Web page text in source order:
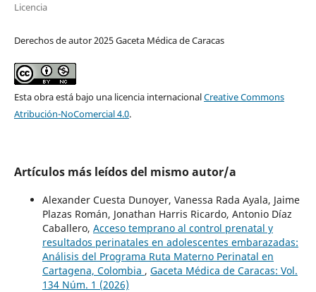
Licencia
Derechos de autor 2025 Gaceta Médica de Caracas
Esta obra está bajo una licencia internacionalCreative Commons
Atribución-NoComercial 4.0.
Artículos más leídos del mismo autor/a
Alexander Cuesta Dunoyer, Vanessa Rada Ayala, Jaime
Plazas Román, Jonathan Harris Ricardo, Antonio Díaz
Caballero, Acceso temprano al control prenatal y
resultados perinatales en adolescentes embarazadas:
Análisis del Programa Ruta Materno Perinatal en
Cartagena, Colombia , Gaceta Médica de Caracas: Vol.
134 Núm. 1 (2026)